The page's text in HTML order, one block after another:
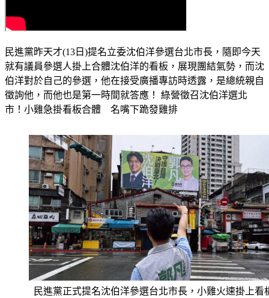
民進黨昨天才(13日)提名立委沈伯洋參選台北市長，隨即今天
就有議員參選人掛上合體沈伯洋的看板，展現團結氣勢，而沈
伯洋對於自己的參選，他在接受廣播專訪時透露，是總統親自
徵詢他，而他也是第一時間就答應！ 綠營徵召沈伯洋選北